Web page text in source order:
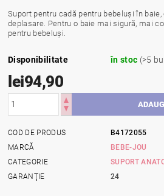
Suport pentru cadă pentru bebeluși în
deplasare. Pentru o baie mai sigură, mai
pentru bebeluși.
Disponibilitate în stoc (>5
lei94,90
COD DE PRODUS
B4172055
MARCĂ
BEBE-JOU
CATEGORIE
SUPORT
GARANŢIE
24